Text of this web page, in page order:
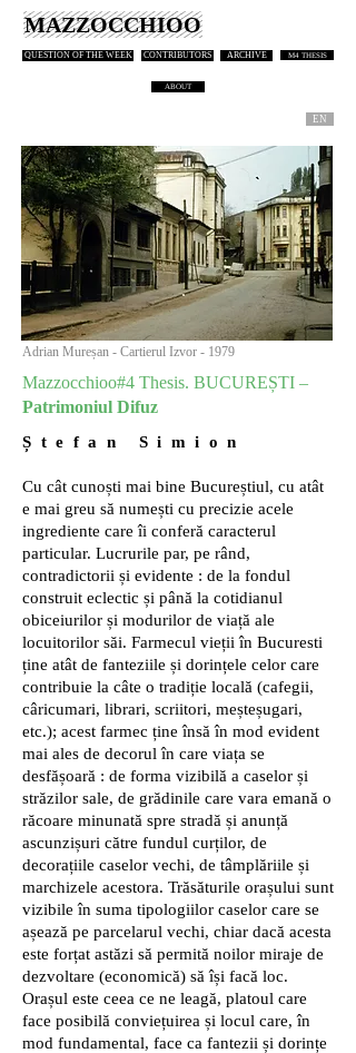
MAZZOCCHIOO
QUESTION OF THE WEEK CONTRIBUTORS ARCHIVE M4 THESIS
ABOUT
EN
Adrian Mureșan - Cartierul Izvor - 1979
Mazzocchioo#4 Thesis. BUCUREȘTI –
Patrimoniul Difuz
Ș t e f a n S i m i o n
Cu cât cunoști mai bine Bucureștiul, cu atât
e mai greu să numești cu precizie acele
ingrediente care îi conferă caracterul
particular. Lucrurile par, pe rând,
contradictorii și evidente : de la fondul
construit eclectic și până la cotidianul
obiceiurilor și modurilor de viață ale
locuitorilor săi. Farmecul vieții în Bucuresti
ține atât de fanteziile și dorințele celor care
contribuie la câte o tradiție locală (cafegii,
câricumari, librari, scriitori, meșteșugari,
etc.); acest farmec ține însă în mod evident
mai ales de decorul în care viața se
desfășoară : de forma vizibilă a caselor și
străzilor sale, de grădinile care vara emană o
răcoare minunată spre stradă și anunță
ascunzișuri către fundul curților, de
decorațiile caselor vechi, de tâmplăriile și
marchizele acestora. Trăsăturile orașului sunt
vizibile în suma tipologiilor caselor care se
așează pe parcelarul vechi, chiar dacă acesta
este forțat astăzi să permită noilor miraje de
dezvoltare (economică) să își facă loc.
Orașul este ceea ce ne leagă, platoul care
face posibilă conviețuirea și locul care, în
mod fundamental, face ca fantezii și dorințe